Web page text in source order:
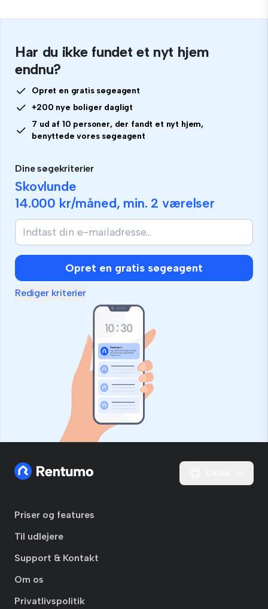
Har du ikke fundet et nyt hjem
endnu?
Opret en gratis søgeagent
+200 nye boliger dagligt
7 ud af 10 personer, der fandt et nyt hjem,
benyttede vores søgeagent
Dine søgekriterier
Skovlunde
14.000 kr/måned, min. 2 værelser
Opret en gratis søgeagent
Rediger kriterier
Priser og features
Til udlejere
Support & Kontakt
Om os
Privatlivspolitik